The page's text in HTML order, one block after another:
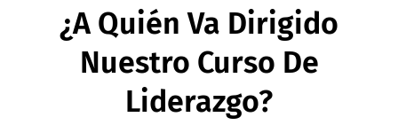
¿A Quién Va Dirigido
Nuestro Curso De
Liderazgo?